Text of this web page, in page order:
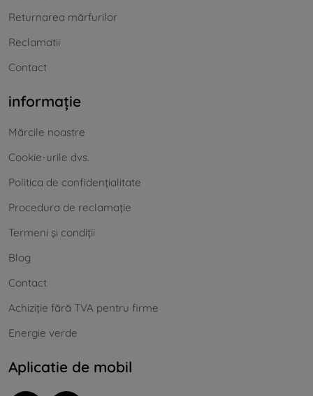
Returnarea mărfurilor
Reclamatii
Contact
informație
Mărcile noastre
Cookie-urile dvs.
Politica de confidențialitate
Procedura de reclamație
Termeni și condiții
Blog
Contact
Achiziție fără TVA pentru firme
Energie verde
Aplicatie de mobil